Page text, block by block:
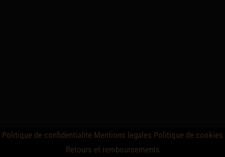
Politique de confidentialité Mentions legales Politique de cookies
Retours et remboursements